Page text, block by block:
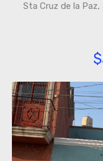
Sta Cruz de la